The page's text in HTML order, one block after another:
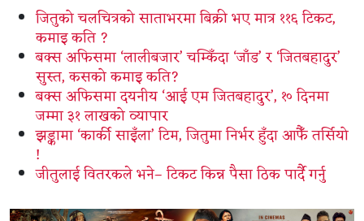
जितुको चलचित्रको साताभरमा बिक्री भए मात्र ११६ टिकट,
कमाइ कति ?
बक्स अफिसमा ‘लालीबजार’ चम्किँदा ‘जाँड’ र ‘जितबहादुर’
सुस्त, कसको कमाइ कति?
बक्स अफिसमा दयनीय ‘आई एम जितबहादुर’, १० दिनमा
जम्मा ३१ लाखको व्यापार
झड्कामा ‘कार्की साइँला’ टिम, जितुमा निर्भर हुँदा आफैँ तर्सियो
!
जीतुलाई वितरकले भने– टिकट किन्न पैसा ठिक पार्दै गर्नु